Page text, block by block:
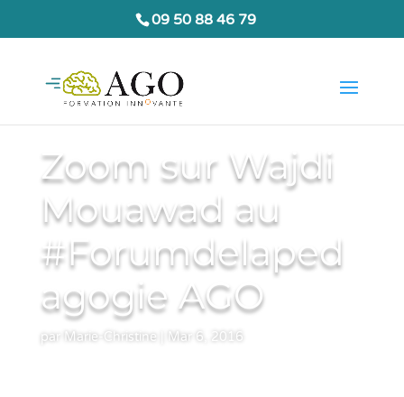
09 50 88 46 79
Zoom sur Wajdi
Mouawad au
#Forumdelaped
agogie AGO
par Marie-Christine Mar 6, 2016